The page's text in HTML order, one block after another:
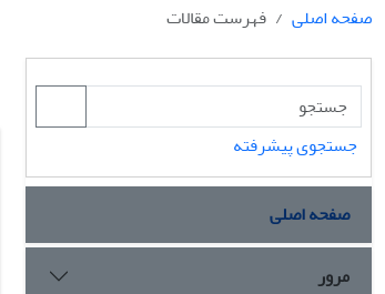
صفحه اصلی
فهرست مقالات
جستجوی پیشرفته
صفحه اصلی
مرور